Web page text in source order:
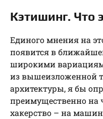
Кэтишинг. Что
Единого мнения на
появится в
широкими
из вышеизложенной
архитектуры, я бы
преимущественно на
хакерство – на